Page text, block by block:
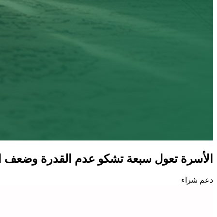
الأسرة تعول سبعة تشكو عدم القدرة وضعف
دعم شراء